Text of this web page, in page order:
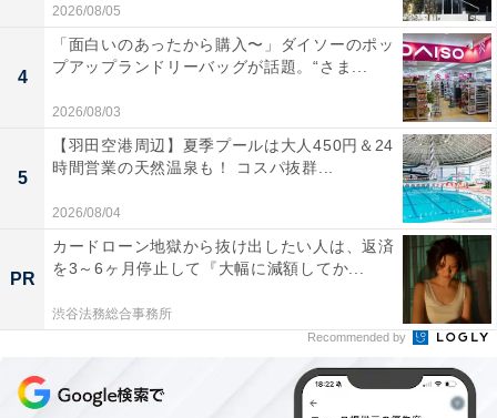
他の星座の運勢も見る
【12月の運勢】おひつじ座（牡羊座）
【12月の運勢】おうし座（牡牛座）※今見ている記事
【12月の運勢】ふたご座（双子座）
【12月の運勢】かに座（蟹座）
2026/08/05
4
「面白いのあったから購入〜」ダイソーのポッ
プアップランドリーバッグが話題。“さま...
2026/08/03
5
【羽田空港周辺】夏季プールは大人450円＆24
時間営業の天然温泉も！ コスパ抜群...
2026/08/04
PR
カードローン地獄から抜け出したい人は、返済
を3～6ヶ月停止して『大幅に減額してか...
渋谷法務総合事務所
Recommended by